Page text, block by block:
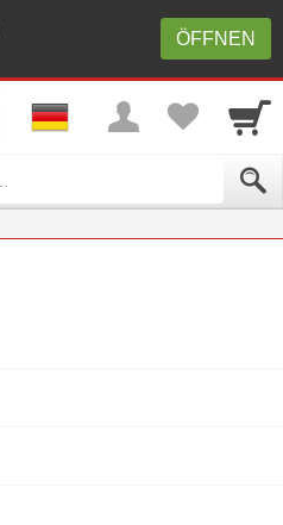
ÖFFNEN